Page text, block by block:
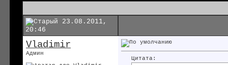
23.08.2011,
20:46
Vladimir
Админ
Цитата: